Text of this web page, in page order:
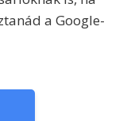
a Google-